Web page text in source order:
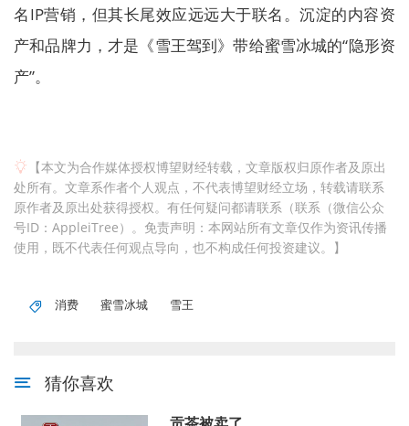
名IP营销，但其长尾效应远远大于联名。沉淀的内容资
产和品牌力，才是《雪王驾到》带给蜜雪冰城的“隐形资
产”。
【本文为合作媒体授权博望财经转载，文章版权归原作者及原出
处所有。文章系作者个人观点，不代表博望财经立场，转载请联系
原作者及原出处获得授权。有任何疑问都请联系（联系（微信公众
号ID：AppleiTree）。免责声明：本网站所有文章仅作为资讯传播
使用，既不代表任何观点导向，也不构成任何投资建议。】
消费 蜜雪冰城 雪王
猜你喜欢